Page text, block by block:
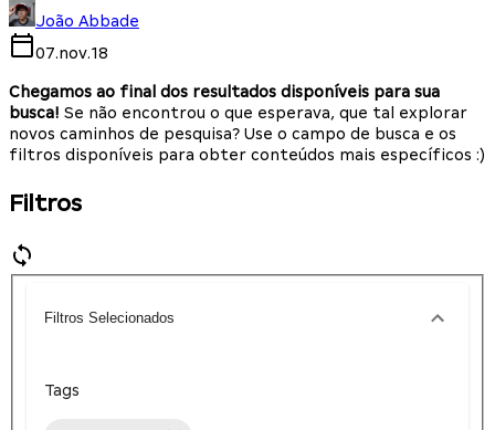
João Abbade
07.nov.18
Chegamos ao final dos resultados disponíveis para sua
busca! Se não encontrou o que esperava, que tal explorar
novos caminhos de pesquisa? Use o campo de busca e os
filtros disponíveis para obter conteúdos mais específicos :)
Filtros
Filtros Selecionados
Tags